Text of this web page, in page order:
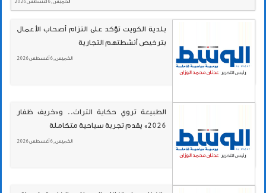
الخميس , 6 أغسطس 2026
بلدية الكويت تؤكد على التزام أصحاب الأعمال
بترخيص أنشطتهم التجارية
الخميس , 6 أغسطس 2026
الطبيعة تروي حكاية التراث.. و«خريف ظفار
2026» يقدم تجربة سياحية متكاملة
الخميس , 6 أغسطس 2026